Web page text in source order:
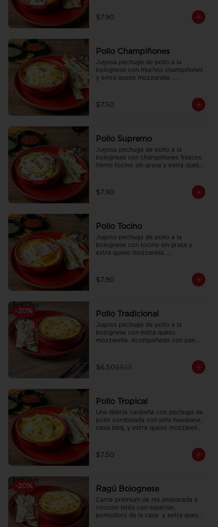
$7.90
Pollo Champiñones
Jugosa pechuga de pollo a la
bolognese con muchos champiñones
y extra queso mozzarella.
$7.50
Pollo Supremo
Jugosa pechuga de pollo a la
bolognese con champiñones frescos,
tierno tocino sin grasa y extra queso
$7.90
Pollo Tocino
Jugosa pechuga de pollo a la
bolognese con tocino sin grasa y
extra queso mozzarella.
$7.90
-20% Pollo Tradicional
Jugosa pechuga de pollo a la
bolognese con extra queso
mozzarella. Acompañado con pan
$6.50$8.13
Pollo Tropical
Una delicia caribeña con pechuga de
pollo combinada con piña hawaiana,
salsa bbq, y extra queso mozzarella.
$7.50
-20% Ragú Bolognese
Carne premium de res preparada a
cocción lenta con especias,
pomodoro de la casa  y extra queso